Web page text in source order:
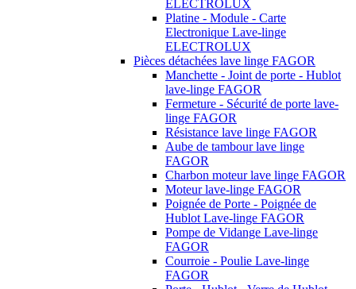
ELECTROLUX
Platine - Module - Carte
Electronique Lave-linge
ELECTROLUX
Pièces détachées lave linge FAGOR
Manchette - Joint de porte - Hublot
lave-linge FAGOR
Fermeture - Sécurité de porte lave-
linge FAGOR
Résistance lave linge FAGOR
Aube de tambour lave linge
FAGOR
Charbon moteur lave linge FAGOR
Moteur lave-linge FAGOR
Poignée de Porte - Poignée de
Hublot Lave-linge FAGOR
Pompe de Vidange Lave-linge
FAGOR
Courroie - Poulie Lave-linge
FAGOR